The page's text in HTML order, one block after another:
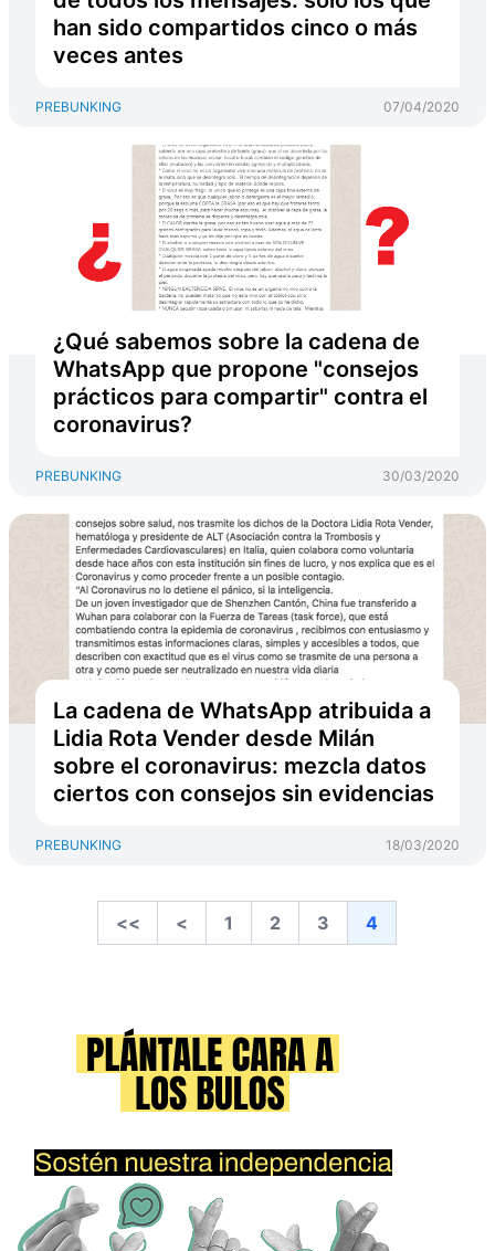
han sido compartidos cinco o más
veces antes
PREBUNKING 07/04/2020
¿Qué sabemos sobre la cadena de
WhatsApp que propone "consejos
prácticos para compartir" contra el
coronavirus?
PREBUNKING 30/03/2020
La cadena de WhatsApp atribuida a
Lidia Rota Vender desde Milán
sobre el coronavirus: mezcla datos
ciertos con consejos sin evidencias
PREBUNKING 18/03/2020
<< < 1 2 3 4